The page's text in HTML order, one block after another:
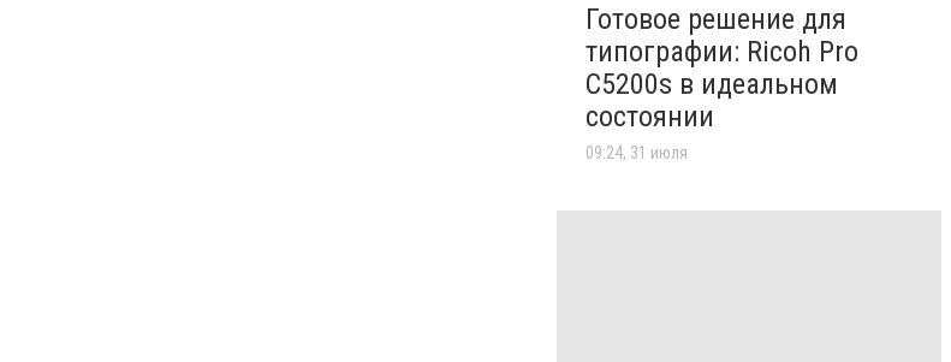
Готовое решение для
типографии: Ricoh Pro
C5200s в идеальном
состоянии
09:24, 31 июля